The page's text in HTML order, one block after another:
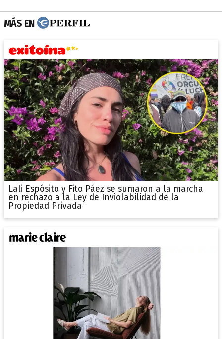
MÁS EN
Lali Espósito y Fito Páez se sumaron a la marcha
en rechazo a la Ley de Inviolabilidad de la
Propiedad Privada